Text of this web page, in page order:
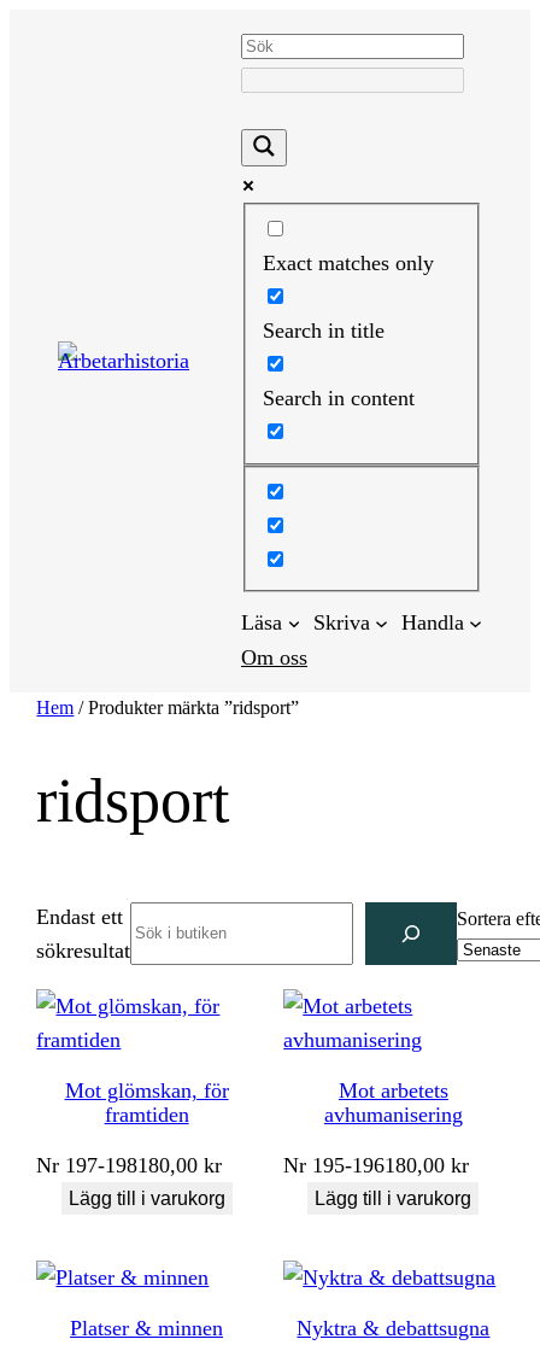
Exact matches only
Search in title
Search in content
Läsa Skriva
Handla
Om oss
Hem / Produkter märkta ”ridsport”
ridsport
Endast ett
sökresultat
Sortera
Mot glömskan, för
framtiden
Nr 197-198180,00kr
Lägg till i varukorg
Mot arbetets
avhumanisering
Nr 195-196180,00kr
Lägg till i varukorg
Platser & minnen Nyktra & debattsugna